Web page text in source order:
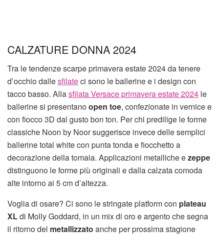
CALZATURE DONNA 2024
Tra le tendenze scarpe primavera estate 2024 da tenere
d’occhio dallesfilateci sono le ballerine e i design con
tacco basso. Allasfilata Versace primavera estate 2024 le
ballerine si presentanoopen toe, confezionate in vernice e
con fiocco 3D dal gusto bon ton. Per chi predilige le forme
classiche Noon by Noor suggerisce invece delle semplici
ballerine total white con punta tonda e fiocchetto a
decorazione della tomaia. Applicazioni metalliche ezeppe
distinguono le forme più originali e dalla calzata comoda
alte intorno ai 5 cm d’altezza.
Voglia di osare? Ci sono le stringate platform con plateau
XLdi Molly Goddard, in un mix di oro e argento che segna
il ritorno del metallizzato anche per prossima stagione